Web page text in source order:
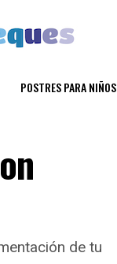
POSTRES PARA NIÑOS
de tu